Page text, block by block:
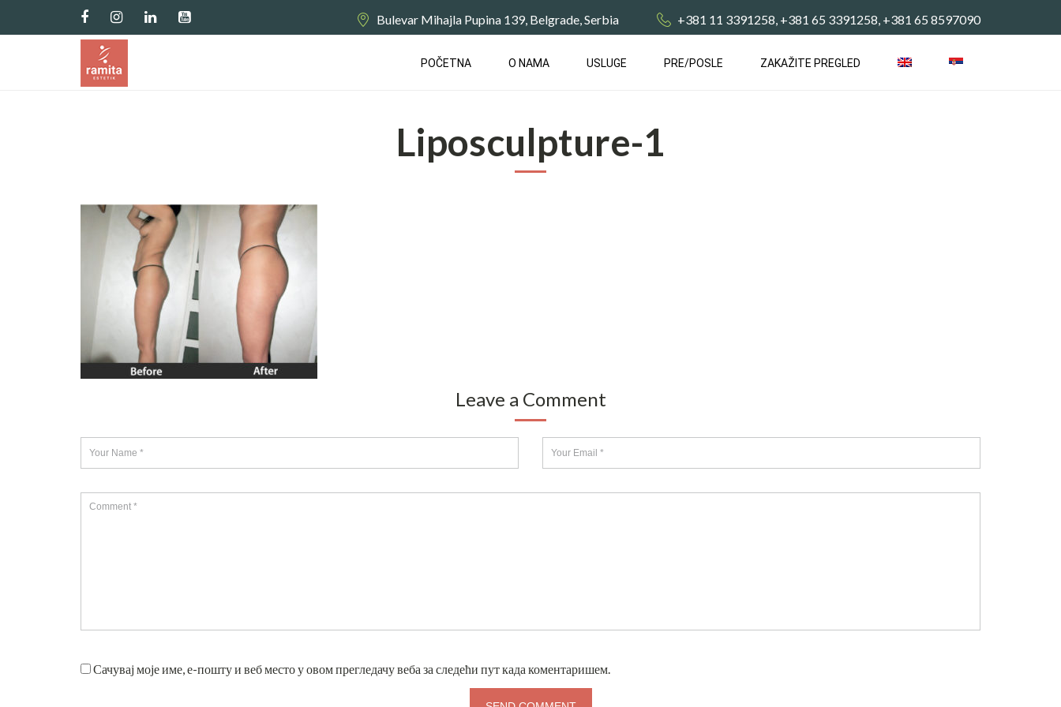
Bulevar Mihajla Pupina 139, Belgrade, Serbia +381 11 3391258, +381 65 3391258, +381 65 8597090
POČETNA О NAMA USLUGE PRE/POSLE ZAKAŽITE PREGLED
Liposculpture-1
Leave a Comment
Сачувај моје име, е-пошту и веб место у овом прегледачу веба за следећи пут када коментаришем.